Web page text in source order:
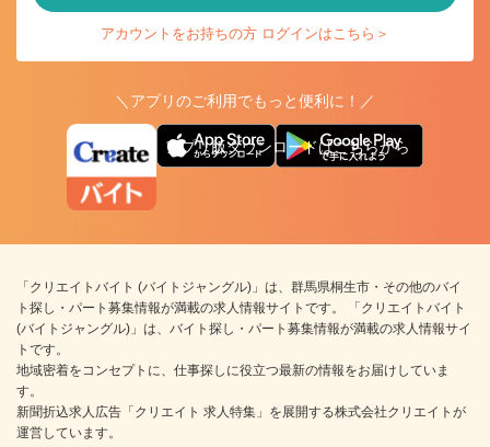
アカウントをお持ちの方 ログインはこちら＞
＼アプリのご利用でもっと便利に！／
アプリ版ダウンロードはこちらから
「クリエイトバイト (バイトジャングル)」は、群馬県桐生市・その他のバイ
ト探し・パート募集情報が満載の求人情報サイトです。 「クリエイトバイト
(バイトジャングル)」は、バイト探し・パート募集情報が満載の求人情報サイ
トです。
地域密着をコンセプトに、仕事探しに役立つ最新の情報をお届けしていま
す。
新聞折込求人広告「クリエイト 求人特集」を展開する株式会社クリエイトが
運営しています。